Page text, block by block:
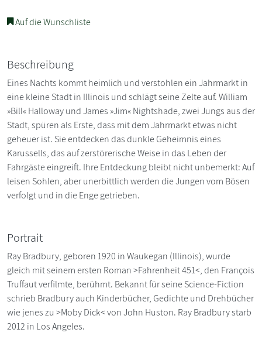
Auf die Wunschliste
Beschreibung
Eines Nachts kommt heimlich und verstohlen ein Jahrmarkt in
eine kleine Stadt in Illinois und schlägt seine Zelte auf. William
»Bill« Halloway und James »Jim« Nightshade, zwei Jungs aus der
Stadt, spüren als Erste, dass mit dem Jahrmarkt etwas nicht
geheuer ist. Sie entdecken das dunkle Geheimnis eines
Karussells, das auf zerstörerische Weise in das Leben der
Fahrgäste eingreift. Ihre Entdeckung bleibt nicht unbemerkt: Auf
leisen Sohlen, aber unerbittlich werden die Jungen vom Bösen
verfolgt und in die Enge getrieben.
Portrait
Ray Bradbury, geboren 1920 in Waukegan (Illinois), wurde
gleich mit seinem ersten Roman >Fahrenheit 451<, den François
Truffaut verfilmte, berühmt. Bekannt für seine Science-Fiction
schrieb Bradbury auch Kinderbücher, Gedichte und Drehbücher
wie jenes zu >Moby Dick< von John Huston. Ray Bradbury starb
2012 in Los Angeles.